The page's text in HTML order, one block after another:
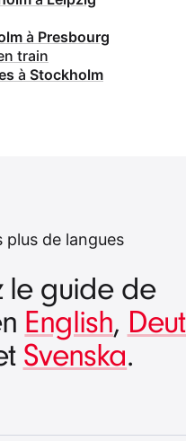
à Presbourg
train
à Stockholm
plus de langues
le guide de
English,
Svenska.